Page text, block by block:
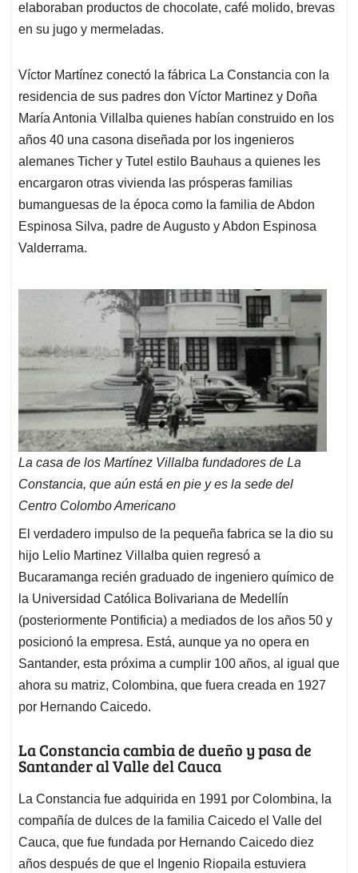
elaboraban productos de chocolate, café molido, brevas
en su jugo y mermeladas.
Víctor Martínez conectó la fábrica La Constancia con la
residencia de sus padres don Víctor Martinez y Doña
María Antonia Villalba quienes habían construido en los
años 40 una casona diseñada por los ingenieros
alemanes Ticher y Tutel estilo Bauhaus a quienes les
encargaron otras vivienda las prósperas familias
bumanguesas de la época como la familia de Abdon
Espinosa Silva, padre de Augusto y Abdon Espinosa
Valderrama.
La casa de los Martínez Villalba fundadores de La
Constancia, que aún está en pie y es la sede del
Centro Colombo Americano
El verdadero impulso de la pequeña fabrica se la dio su
hijo Lelio Martinez Villalba quien regresó a
Bucaramanga recién graduado de ingeniero químico de
la Universidad Católica Bolivariana de Medellín
(posteriormente Pontificia) a mediados de los años 50 y
posicionó la empresa. Está, aunque ya no opera en
Santander, esta próxima a cumplir 100 años, al igual que
ahora su matriz, Colombina, que fuera creada en 1927
por Hernando Caicedo.
La Constancia cambia de dueño y pasa de
Santander al Valle del Cauca
La Constancia fue adquirida en 1991 por Colombina, la
compañía de dulces de la familia Caicedo el Valle del
Cauca, que fue fundada por Hernando Caicedo diez
años después de que el Ingenio Riopaila estuviera